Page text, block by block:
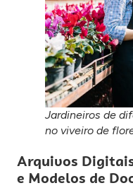
Jardineiros de
no viveiro de
Arquivos
e Modelos de